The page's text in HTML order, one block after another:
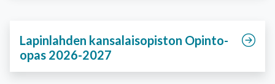
Lapinlahden kansalaisopiston Opinto-
opas 2026-2027